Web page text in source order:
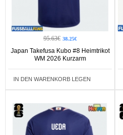
95.63€ 38.25€
Japan Takefusa Kubo #8 Heimtrikot
WM 2026 Kurzarm
IN DEN WARENKORB LEGEN